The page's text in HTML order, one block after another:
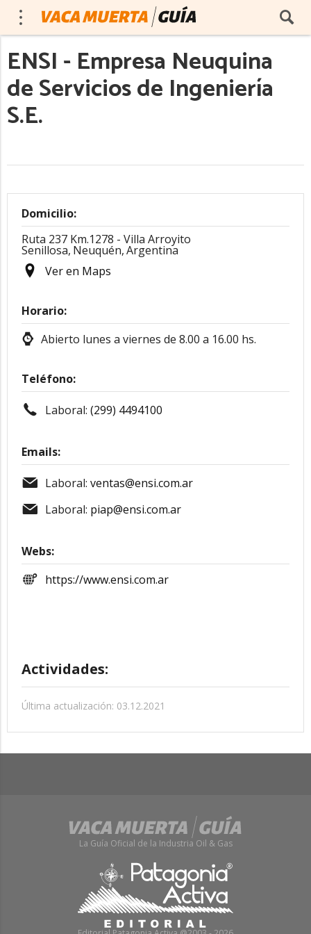
ENSI - Empresa Neuquina
de Servicios de Ingeniería
S.E.
Domicilio:
Ruta 237 Km.1278 - Villa Arroyito
Senillosa, Neuquén,Argentina
Ver en Maps
Horario:
Abierto lunes a viernes de 8.00 a 16.00 hs.
Teléfono:
Laboral: (299) 4494100
Emails:
Laboral: ventas@ensi.com.ar
Laboral: piap@ensi.com.ar
Webs:
https://www.ensi.com.ar
Actividades:
Última actualización: 03.12.2021
La Guía Oficial de la Industria Oil & Gas